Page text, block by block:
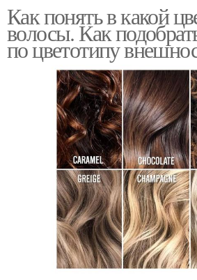
Как понять в какой
волосы. Как
по цветотипу